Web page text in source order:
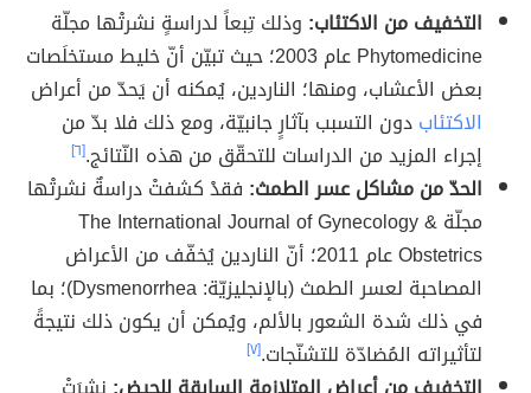
التخفيف من الاكتئاب: وذلك تِبعاً لدراسةٍ نشرتْها مجلّة
Phytomedicine عام 2003؛ حيث تبيّن أنّ خليط مستخلَصات
بعض الأعشاب، ومنها؛ الناردين، يُمكنه أن يَحدّ من أعراض
الاكتئابدون التسبب بآثارٍ جانبيّة، ومع ذلك فلا بدّ من
إجراء المزيد من الدراسات للتحقّق من هذه النّتائج.[٦]
الحدّ من مشاكل عسر الطمث: فقدْ كشفتْ دراسةٌ نشرتْها
مجلّة The International Journal of Gynecology &
Obstetrics عام 2011؛ أنّ الناردين يُخفّف من الأعراض
المصاحبة لعسر الطمث (بالإنجليزيّة: Dysmenorrhea)؛ بما
في ذلك شدة الشعور بالألم، ويُمكن أن يكون ذلك نتيجةً
لتأثيراته المُضادّة للتشنّجات.[٧]